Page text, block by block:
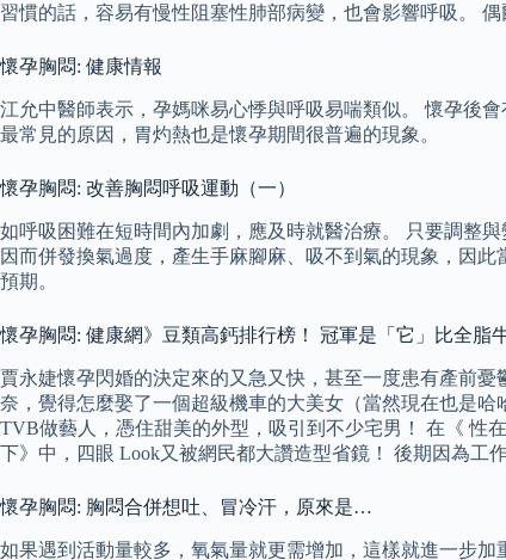
習慣的話，容易有慢性阻塞性肺部病變，也會影響呼吸。
懷孕胸悶: 健康情報
江允中醫師表示，孕媽咪易心悸與呼吸易喘類似。 懷孕後
最常見的原因，胃灼熱也是懷孕期間很普遍的現象。
懷孕胸悶: 改善胸悶呼吸運動（一）
如呼吸困難在短時間內加劇，應及時就醫治療。 只要調整
因而併發換氣過度，產生手麻腳麻、吸不到氣的現象，因
預期。
懷孕胸悶: 健康網》豆類高鈣排行榜！ 冠軍是「它」比全脂
賈永婕懷孕閃婚的決定來的又急又快，甚至一度患有產前
奈，覺得怎麼娶了一個超級機車的大美女（當然現在也是
TVB做藝人，憑住甜美的外型，吸引到不少宅男！ 在《 性
下》中，四眼 Look又被網民都大讚造型省鏡！ 後期因為工
懷孕胸悶: 胸悶合併想吐、冒冷汗，原來是…
如果遇到活動量較多，氧氣量就更需增加，這樣就進一步